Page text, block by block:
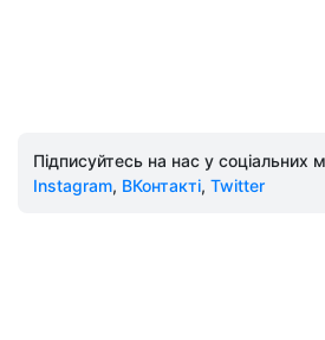
Підписуйтесь на нас у соціальних
Instagram, ВКонтакті, Twitter